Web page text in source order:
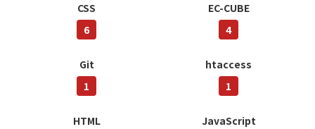
CSS
6
EC-CUBE
4
Git
1
htaccess
1
HTML
JavaScript